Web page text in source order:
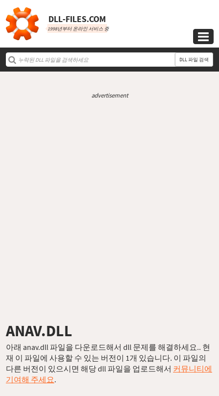
DLL‑FILES.COM
1998년부터 온라인 서비스 중

DLL 파일 검색
advertisement
ANAV.DLL
아래 anav.dll 파일을 다운로드해서 dll 문제를 해결하세요.. 현
재 이 파일에 사용할 수 있는 버전이 1개 있습니다. 이 파일의
다른 버전이 있으시면 해당 dll 파일을 업로드해서 커뮤니티에
기여해 주세요.